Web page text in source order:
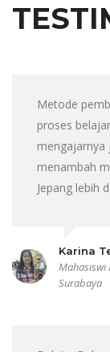
Metode
proses belajar
mengajarnya
menambah
Jepang lebih
Karina
Mahasiswi
Surabaya